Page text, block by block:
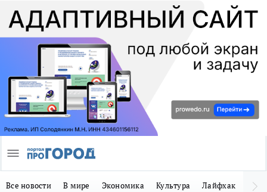
Все новости В мире Экономика Культура Лайфхак